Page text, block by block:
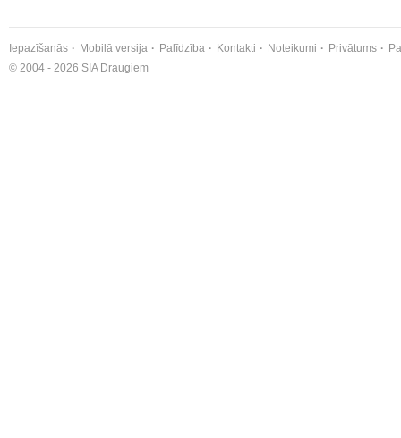
Iepazīšanās Mobilā versija Palīdzība Kontakti Noteikumi Privātums
© 2004 - 2026 SIA Draugiem